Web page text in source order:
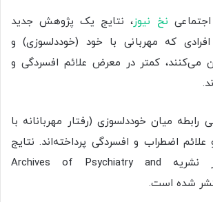
نخ نیوز، نتایج یک پژوهش جدید
که مهربانی با خود (خوددلسوزی) و
می‌کنند، کمتر در معرض علائم افسردگی و
رابطه میان خوددلسوزی (رفتار مهربانانه با
اضطراب و افسردگی پرداخته‌اند. نتایج
پژوهش آنان در نشریه Archives of Psychiatry and